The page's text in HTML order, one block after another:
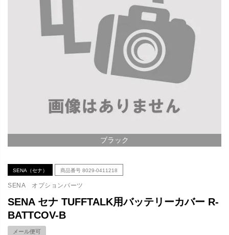
ブラック
SENA（セナ） 商品番号 8029-0411218
SENA オプションパーツ
SENA セナ TUFFTALK用バッテリーカバー R-
BATTCOV-B
メール便可